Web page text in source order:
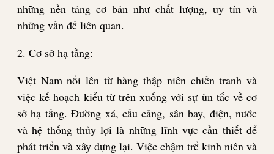
những nền tảng cơ bản như chất lượng, uy tín và
những vấn đề liên quan.
2. Cơ sở hạ tầng:
Việt Nam nổi lên từ hàng thập niên chiến tranh và
việc kế hoạch kiểu từ trên xuống với sự ùn tắc về cơ
sở hạ tầng. Đường xá, cầu cảng, sân bay, điện, nước
và hệ thống thủy lợi là những lĩnh vực cần thiết để
phát triển và xây dựng lại. Việc chậm trể kinh niên và